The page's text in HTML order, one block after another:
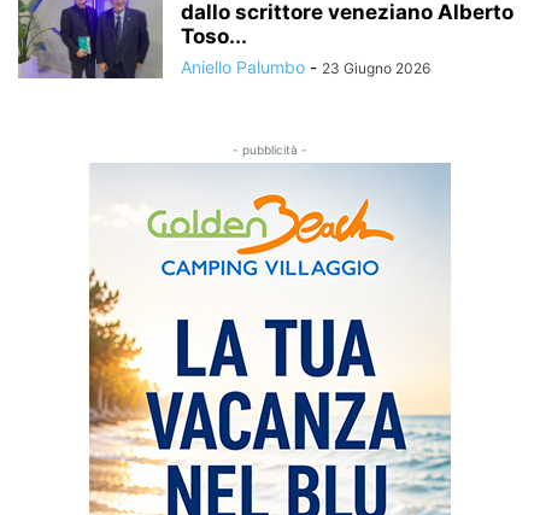
dallo scrittore veneziano Alberto
Toso...
Aniello Palumbo - 23 Giugno 2026
- pubblicità -